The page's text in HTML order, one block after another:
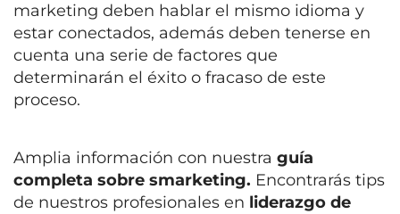
marketing deben hablar el mismo idioma y
estar conectados, además deben tenerse en
cuenta una serie de factores que
determinarán el éxito o fracaso de este
proceso.
Amplia información con nuestra guía
completa sobre smarketing. Encontrarás tips
de nuestros profesionales en liderazgo de